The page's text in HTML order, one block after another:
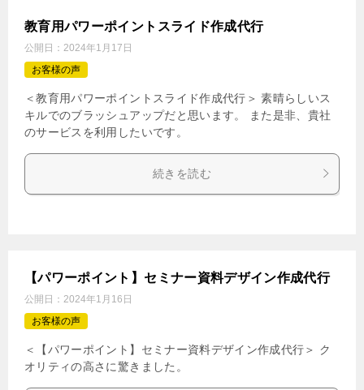
教育用パワーポイントスライド作成代行
公開日： 2024年1月17日
お客様の声
＜教育用パワーポイントスライド作成代行＞ 素晴らしいス
キルでのブラッシュアップだと思います。 また是非、貴社
のサービスを利用したいです。
続きを読む
【パワーポイント】セミナー資料デザイン作成代行
公開日： 2024年1月16日
お客様の声
＜【パワーポイント】セミナー資料デザイン作成代行＞ ク
オリティの高さに驚きました。